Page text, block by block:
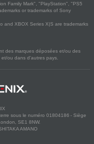
Family Mark", "PlayStation", "PS5
or trademarks of Sony
and XBOX Series X|S are trademarks
des marques déposées et/ou des
ou dans d'autres pays.
sous le numéro 01804186 - Siège
SE1 8NW.
AMANO